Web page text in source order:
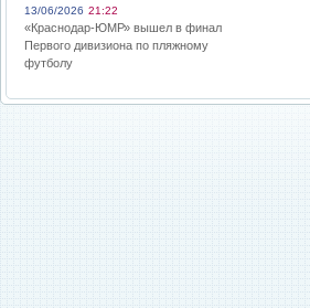
13/06/2026 21:22
«Краснодар-ЮМР» вышел в финал
Первого дивизиона по пляжному
футболу